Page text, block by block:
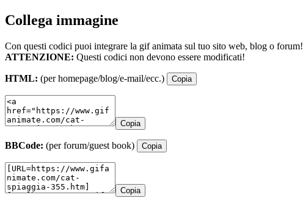
Collega immagine
Con questi codici puoi integrare la gif animata sul tuo sito web, blog o forum!
ATTENZIONE: Questi codici non devono essere modificati!
HTML: (per homepage/blog/e-mail/ecc.) Copia
Copia
BBCode: (per forum/guest book) Copia
Copia